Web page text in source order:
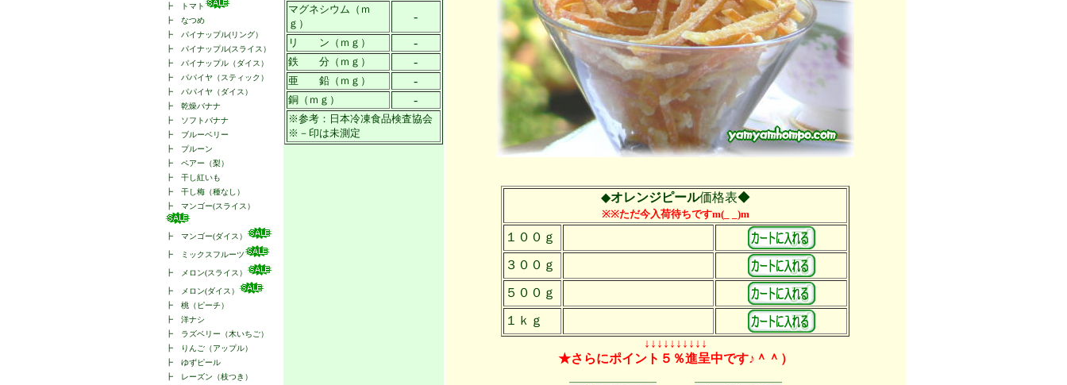
┣
トマト
┣ なつめ
┣
パイナップル(リング）
┣
パイナップル(スライス）
┣
パイナップル（ダイス）
┣
パパイヤ（スティック）
┣
パパイヤ（ダイス）
┣ 乾燥バナナ
┣
ソフトバナナ
┣
ブルーベリー
┣
プルーン
┣ ペアー（梨）
┣ 干し紅いも
┣ 干し梅（種なし）
┣ マンゴー(スライス）
┣ マンゴー(ダイス）
┣ ミックスフルーツ
┣ メロン(スライス）
┣
メロン(ダイス）
┣ 桃（ピーチ）
┣ 洋ナシ
┣
ラズベリー（木いちご）
┣
りんご（アップル）
┣ ゆずピール
┣
レーズン（枝つき）
◆オレンジピール価格表◆
※※ただ今入荷待ちですm(_ _)m
１００ｇ
３００ｇ
５００ｇ
１ｋｇ
↓↓↓↓↓↓↓↓↓↓
★さらにポイント５％進呈中です♪＾＾）
マグネシウム（ｍ
ｇ）
-
リ ン（ｍｇ） -
鉄 分（ｍｇ） -
亜 鉛（ｍｇ） -
銅（ｍｇ） -
※参考：日本冷凍食品検査協会
※－印は未測定